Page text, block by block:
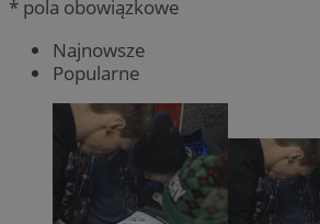
* pola obowiązkowe
Najnowsze
Popularne